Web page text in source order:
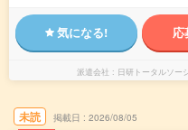
気になる! 応
派遣会社 日研トータルソ
未読 掲載日 2026/08/05